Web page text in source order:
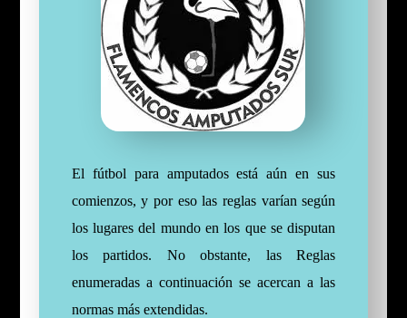
El fútbol para amputados está aún en sus
comienzos, y por eso las reglas varían según
los lugares del mundo en los que se disputan
los partidos. No obstante, las Reglas
enumeradas a continuación se acercan a las
normas más extendidas.